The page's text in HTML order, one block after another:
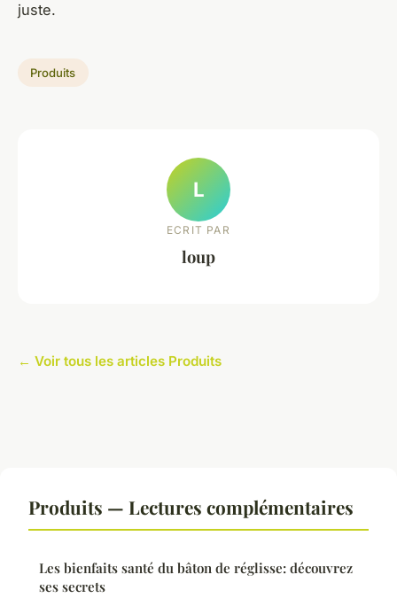
juste.
Produits
L
ECRIT PAR
loup
← Voir tous les articles Produits
Produits — Lectures complémentaires
Les bienfaits santé du bâton de réglisse: découvrez
ses secrets